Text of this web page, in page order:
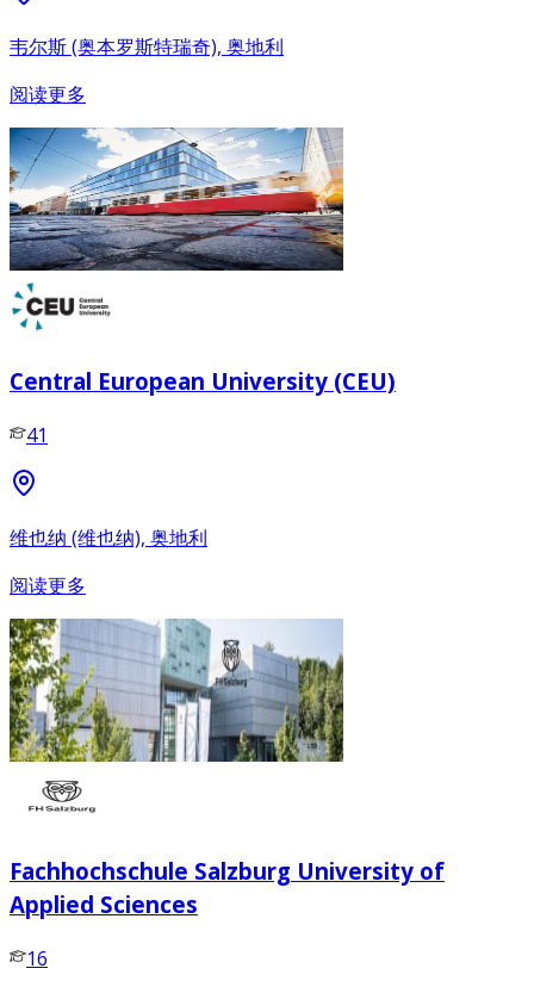
韦尔斯 (奥本罗斯特瑞奇), 奥地利
阅读更多
Central European University (CEU)
41
维也纳 (维也纳), 奥地利
阅读更多
Fachhochschule Salzburg University of
Applied Sciences
16